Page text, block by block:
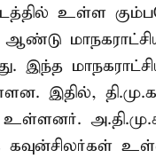
உள்ள
ஆண்டு
இந்த
இதில்,
2 கவுன்சிலர்கள்